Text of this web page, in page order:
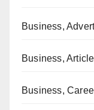
Business,
Business,
Business,